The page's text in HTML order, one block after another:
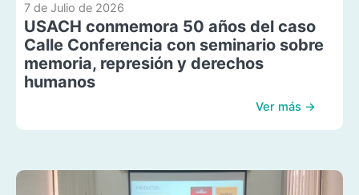
7 de Julio de 2026
USACH conmemora 50 años del caso
Calle Conferencia con seminario sobre
memoria, represión y derechos
humanos
Ver más →